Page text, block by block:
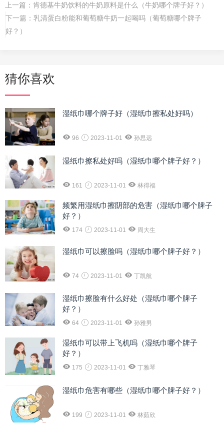
上一篇： 肯德基牛奶饮料的牛奶原料是什么（牛奶哪个牌子好？）
下一篇： 乳清蛋白粉能和葡萄糖牛奶一起喝吗（葡萄糖哪个牌子
好？）
猜你喜欢
湿纸巾哪个牌子好（湿纸巾擦私处好吗）
96 2023-11-01 孙思远
湿纸巾擦私处好吗（湿纸巾哪个牌子好？）
161 2023-11-01 林得福
频繁用湿纸巾擦阴部的危害（湿纸巾哪个牌子
好？）
174 2023-11-01 周大生
湿纸巾可以擦脸吗（湿纸巾哪个牌子好？）
74 2023-11-01 丁凯航
湿纸巾擦脸有什么好处（湿纸巾哪个牌子
好？）
64 2023-11-01 孙雅男
湿纸巾可以带上飞机吗（湿纸巾哪个牌子
好？）
175 2023-11-01 丁雅琴
湿纸巾危害有哪些（湿纸巾哪个牌子好？）
199 2023-11-01 林茹欣